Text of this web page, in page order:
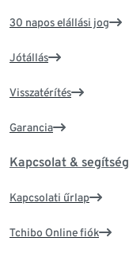
30 napos elállási jog
Jótállás
Visszatérítés
Garancia
Kapcsolat & segítség
Kapcsolati űrlap
Tchibo Online fiók